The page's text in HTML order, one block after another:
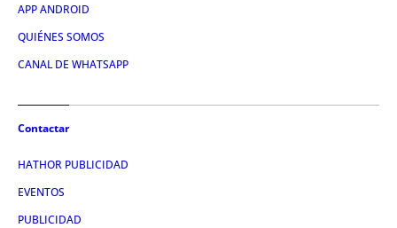
APP ANDROID
QUIÉNES SOMOS
CANAL DE WHATSAPP
Contactar
HATHOR PUBLICIDAD
EVENTOS
PUBLICIDAD